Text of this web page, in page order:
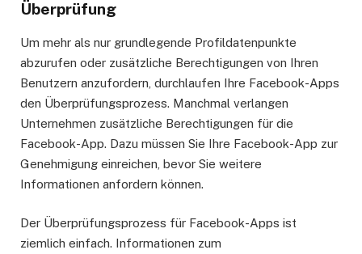
Überprüfung
Um mehr als nur grundlegende Profildatenpunkte
abzurufen oder zusätzliche Berechtigungen von Ihren
Benutzern anzufordern, durchlaufen Ihre Facebook-Apps
den Überprüfungsprozess. Manchmal verlangen
Unternehmen zusätzliche Berechtigungen für die
Facebook-App. Dazu müssen Sie Ihre Facebook-App zur
Genehmigung einreichen, bevor Sie weitere
Informationen anfordern können.
Der Überprüfungsprozess für Facebook-Apps ist
ziemlich einfach. Informationen zum